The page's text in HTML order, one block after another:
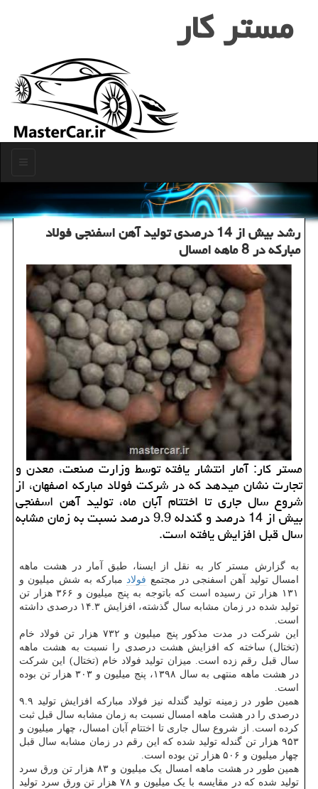
مستر كار
رشد بیش از 14 درصدی تولید آهن اسفنجی فولاد
مباركه در 8 ماهه امسال
مستر کار: آمار انتشار یافته توسط وزارت صنعت، معدن و
تجارت نشان میدهد که در شرکت فولاد مبارکه اصفهان، از
شروع سال جاری تا اختتام آبان ماه، تولید آهن اسفنجی
بیش از 14 درصد و گندله 9.9 درصد نسبت به زمان مشابه
سال قبل افزایش یافته است.
به گزارش مستر کار به نقل از ایسنا، طبق آمار در هشت ماهه
امسال تولید آهن اسفنجی در مجتمع فولاد مبارکه به شش میلیون و
۱۳۱ هزار تن رسیده است که باتوجه به پنج میلیون و ۳۶۶ هزار تن
تولید شده در زمان مشابه سال گذشته، افزایش ۱۴.۳ درصدی داشته
است.
این شرکت در مدت مذکور پنج میلیون و ۷۳۲ هزار تن فولاد خام
(تختال) ساخته که افزایش هشت درصدی را نسبت به هشت ماهه
سال قبل رقم زده است. میزان تولید فولاد خام (تختال) این شرکت
در هشت ماهه منتهی به سال ۱۳۹۸، پنج میلیون و ۳۰۳ هزار تن بوده
است.
همین طور در زمینه تولید گندله نیز فولاد مبارکه افزایش تولید ۹.۹
درصدی را در هشت ماهه امسال نسبت به زمان مشابه سال قبل ثبت
کرده است. از شروع سال جاری تا اختتام آبان امسال، چهار میلیون و
۹۵۳ هزار تن گندله تولید شده که این رقم در زمان مشابه سال قبل
چهار میلیون و ۵۰۶ هزار تن بوده است.
همین طور در هشت ماهه امسال یک میلیون و ۸۳ هزار تن ورق سرد
تولید شده که در مقایسه با یک میلیون و ۷۸ هزار تن ورق سرد تولید